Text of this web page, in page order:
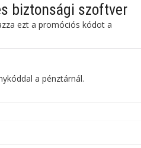
biztonsági szoftver
ezt a promóciós kódot a
a pénztárnál.